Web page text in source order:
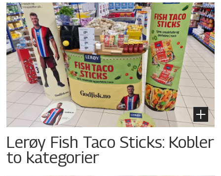
Lerøy Fish Taco Sticks: Kobler
to kategorier